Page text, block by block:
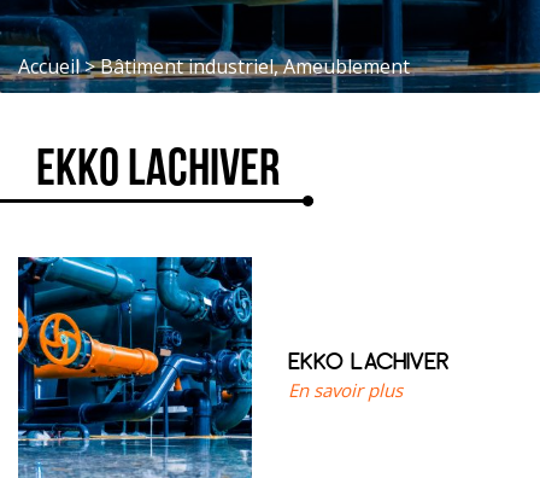
Accueil>Bâtiment industriel, Ameublement
EKKO LACHIVER
EKKO LACHIVER
En savoir plus